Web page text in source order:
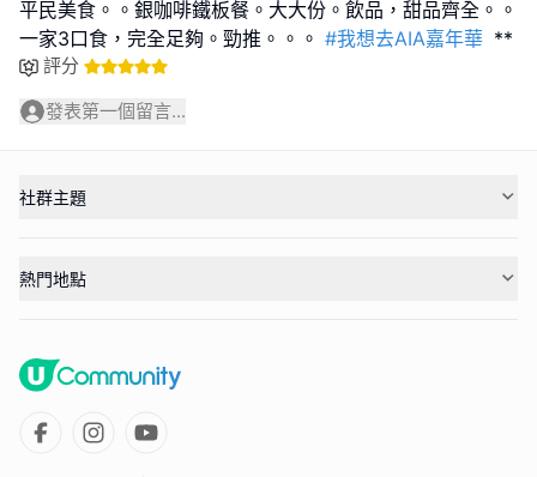
平民美食。。銀咖啡鐵板餐。大大份。飲品，甜品齊全。。
一家3口食，完全足夠。勁推。。。 #我想去AIA嘉年華 **
評分
發表第一個留言...
社群主題
熱門地點